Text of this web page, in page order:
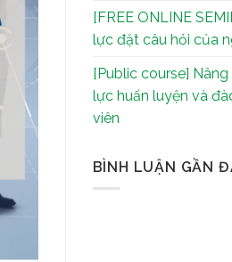
[FREE ONLINE
lực đặt câu hỏi của
[Public course]
lực huấn luyện và
viên
BÌNH LUẬN GẦN